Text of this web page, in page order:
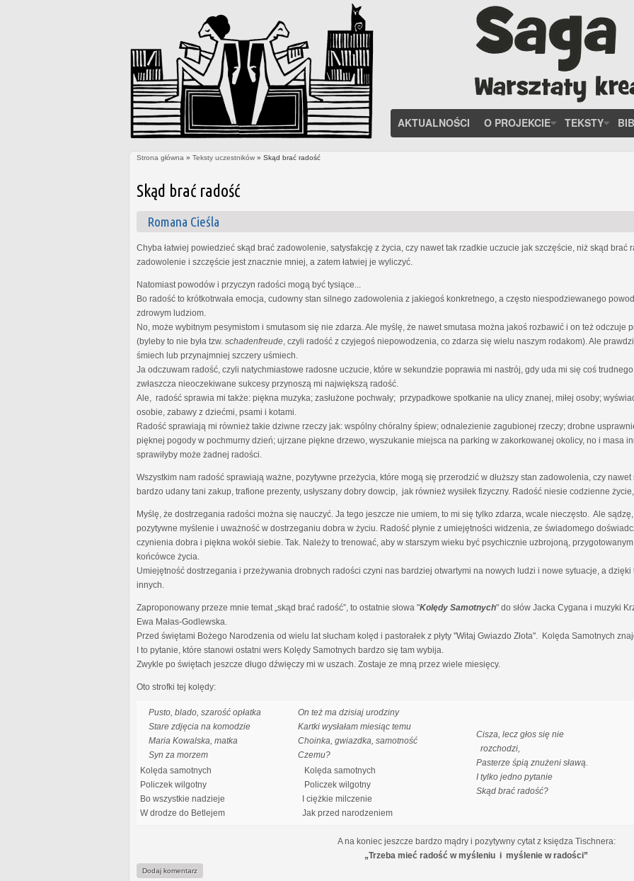
AKTUALNOŚCI O PROJEKCIE TEKSTY
Strona główna » Teksty uczestników » Skąd brać radość
Skąd brać radość
Romana Cieśla
Chyba łatwiej powiedzieć skąd brać zadowolenie, satysfakcję z życia, czy nawet tak rzadkie uczucie jak szczęście, niż skąd brać
zadowolenie i szczęście jest znacznie mniej, a zatem łatwiej je wyliczyć.
Natomiast powodów i przyczyn radości mogą być tysiące...
Bo radość to krótkotrwała emocja, cudowny stan silnego zadowolenia z jakiegoś konkretnego, a często niespodziewanego
zdrowym ludziom.
No, może wybitnym pesymistom i smutasom się nie zdarza. Ale myślę, że nawet smutasa można jakoś rozbawić i on też odczuje
(byleby to nie była tzw. schadenfreude , czyli radość z czyjegoś niepowodzenia, co zdarza się wielu naszym rodakom). Ale
śmiech lub przynajmniej szczery uśmiech.
Ja odczuwam radość, czyli natychmiastowe radosne uczucie, które w sekundzie poprawia mi nastrój, gdy uda mi się coś
zwłaszcza nieoczekiwane sukcesy przynoszą mi największą radość.
Ale, radość sprawia mi także: piękna muzyka; zasłużone pochwały; przypadkowe spotkanie na ulicy znanej, miłej osoby;
osobie, zabawy z dziećmi, psami i kotami.
Radość sprawiają mi również takie dziwne rzeczy jak: wspólny chóralny śpiew; odnalezienie zagubionej rzeczy; drobne
pięknej pogody w pochmurny dzień; ujrzane piękne drzewo, wyszukanie miejsca na parking w zakorkowanej okolicy, no i masa
sprawiłyby może żadnej radości.
Wszystkim nam radość sprawiają ważne, pozytywne przeżycia, które mogą się przerodzić w dłuższy stan zadowolenia, czy
bardzo udany tani zakup, trafione prezenty, usłyszany dobry dowcip, jak również wysiłek fizyczny. Radość niesie codzienne
Myślę, że dostrzegania radości można się nauczyć. Ja tego jeszcze nie umiem, to mi się tylko zdarza, wcale nieczęsto. Ale
pozytywne myślenie i uważność w dostrzeganiu dobra w życiu. Radość płynie z umiejętności widzenia, ze świadomego
czynienia dobra i piękna wokół siebie. Tak. Należy to trenować, aby w starszym wieku być psychicznie uzbrojoną,
końcówce życia.
Umiejętność dostrzegania i przeżywania drobnych radości czyni nas bardziej otwartymi na nowych ludzi i nowe sytuacje, a
innych.
Zaproponowany przeze mnie temat „skąd brać radość”, to ostatnie słowa "Kolędy Samotnych" do słów Jacka Cygana i muzyki
Ewa Małas-Godlewska.
Przed świętami Bożego Narodzenia od wielu lat słucham kolęd i pastorałek z płyty "Witaj Gwiazdo Złota". Kolęda Samotnych
I to pytanie, które stanowi ostatni wers Kolędy Samotnych bardzo się tam wybija.
Zwykle po świętach jeszcze długo dźwięczy mi w uszach. Zostaje ze mną przez wiele miesięcy.
Oto strofki tej kolędy:
Pusto, blado, szarość opłatka
Stare zdjęcia na komodzie
Maria Kowalska, matka
Syn za morzem
Kolęda samotnych
Policzek wilgotny
Bo wszystkie nadzieje
W drodze do Betlejem
On też ma dzisiaj urodziny
Kartki wysłałam miesiąc temu
Choinka, gwiazdka, samotność
Czemu?
Kolęda samotnych
Policzek wilgotny
I ciężkie milczenie
Jak przed narodzeniem
Cisza, lecz głos się nie
rozchodzi,
Pasterze śpią znużeni sławą.
I tylko jedno pytanie
Skąd brać radość?
A na koniec jeszcze bardzo mądry i pozytywny cytat z księdza Tischnera:
„Trzeba mieć radość w myśleniu i myślenie w radości”
Dodaj komentarz